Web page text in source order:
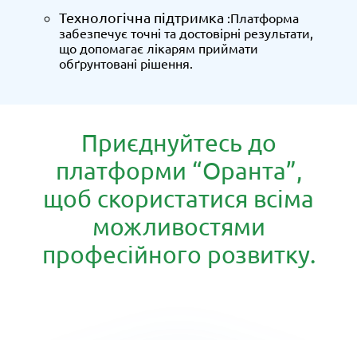
Технологічна підтримка :Платформа
забезпечує точні та достовірні результати,
що допомагає лікарям приймати
обґрунтовані рішення.
Приєднуйтесь до
платформи “Оранта”,
щоб скористатися всіма
можливостями
професійного розвитку.